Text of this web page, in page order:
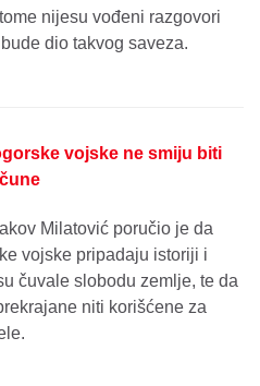
nijesu vođeni razgovori
dio takvog saveza.
vojske ne smiju biti
Milatović poručio je da
vojske pripadaju istoriji i
čuvale slobodu zemlje, te da
niti korišćene za